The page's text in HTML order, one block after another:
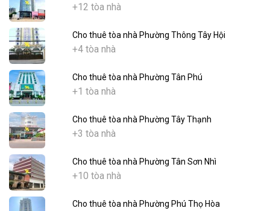
+12 tòa nhà
Cho thuê tòa nhà Phường Thông Tây Hội
+4 tòa nhà
Cho thuê tòa nhà Phường Tân Phú
+1 tòa nhà
Cho thuê tòa nhà Phường Tây Thạnh
+3 tòa nhà
Cho thuê tòa nhà Phường Tân Sơn Nhì
+10 tòa nhà
Cho thuê tòa nhà Phường Phú Thọ Hòa